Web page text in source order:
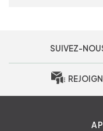
SUIVEZ-
A